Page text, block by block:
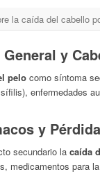
la caída del cabello
y
pelo como síntoma
enfermedades
y
secundario la caída
medicamentos para